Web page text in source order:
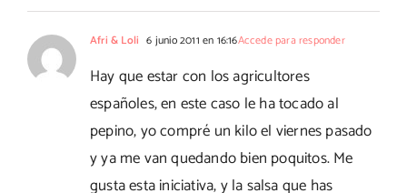
Afri & Loli 6 junio 2011 en 16:16Accede para responder
Hay que estar con los agricultores
españoles, en este caso le ha tocado al
pepino, yo compré un kilo el viernes pasado
y ya me van quedando bien poquitos. Me
gusta esta iniciativa, y la salsa que has